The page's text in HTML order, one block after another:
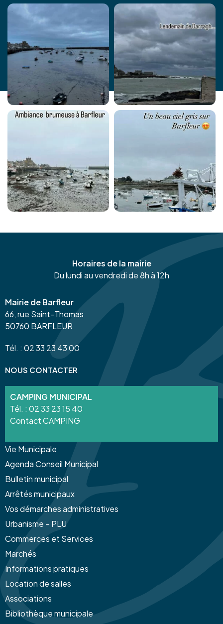
Horaires de la mairie
Du lundi au vendredi de 8h à 12h
Mairie de Barfleur
66, rue Saint-Thomas
50760 BARFLEUR
Tél. : 02 33 23 43 00
NOUS CONTACTER
CAMPING MUNICIPAL
Tél. : 02 33 23 15 40
Contact CAMPING
Vie Municipale
Agenda Conseil Municipal
Bulletin municipal
Arrêtés municipaux
Vos démarches administratives
Urbanisme – PLU
Commerces et Services
Marchés
Informations pratiques
Location de salles
Associations
Bibliothèque municipale